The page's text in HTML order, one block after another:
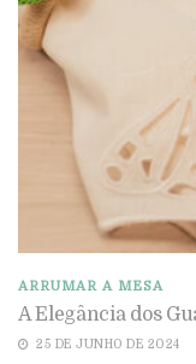
ARRUMAR A MESA
A Elegância dos
25 DE JUNHO DE 2024